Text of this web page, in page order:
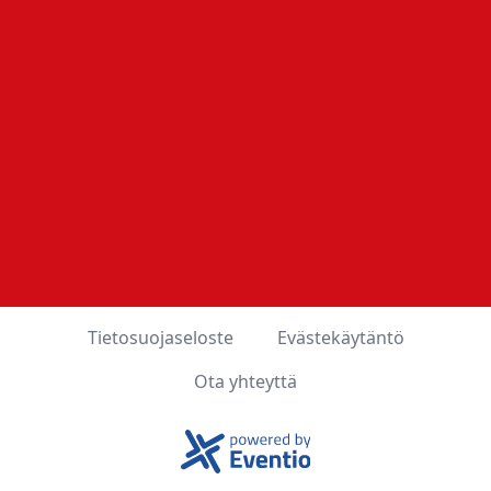
Tietosuojaseloste
Evästekäytäntö
Ota yhteyttä